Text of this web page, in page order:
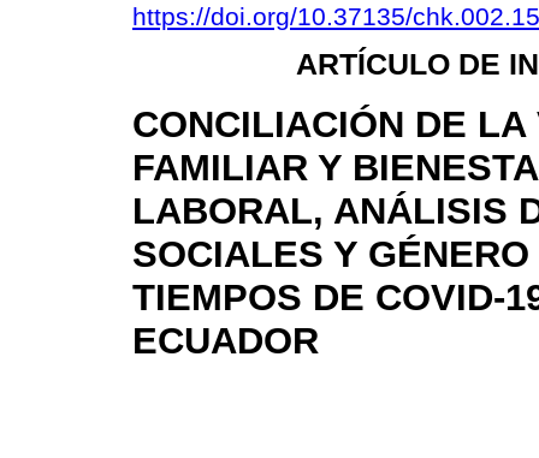
https://doi.org/10.37135/
ARTÍCULO DE
CONCILIACIÓN DE LA
FAMILIAR Y
LABORAL, ANÁLISIS
SOCIALES Y GÉNERO
TIEMPOS DE COVID-
ECUADOR